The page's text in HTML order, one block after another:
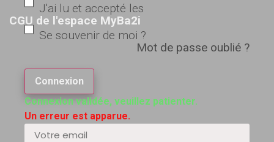
J'ai lu et accepté les
CGU de l'espace MyBa2i
Se souvenir de moi ?
Mot de passe oublié ?
Connexion
Connexion validée, veuillez patienter.
Un erreur est apparue.